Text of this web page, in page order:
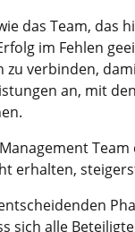
das Team,
im Fehlen
verbinden,
an, mit
erhalten,
sich alle